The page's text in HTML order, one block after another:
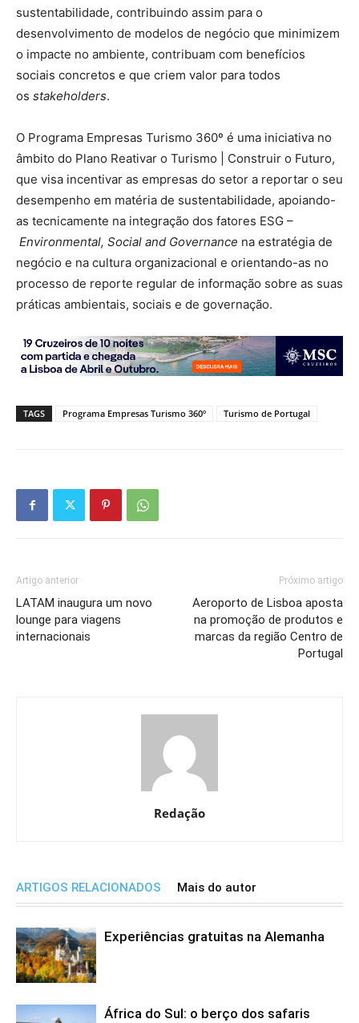
sustentabilidade, contribuindo assim para o
desenvolvimento de modelos de negócio que minimizem
o impacte no ambiente, contribuam com benefícios
sociais concretos e que criem valor para todos
os stakeholders.
O Programa Empresas Turismo 360º é uma iniciativa no
âmbito do Plano Reativar o Turismo | Construir o Futuro,
que visa incentivar as empresas do setor a reportar o seu
desempenho em matéria de sustentabilidade, apoiando-
as tecnicamente na integração dos fatores ESG –
Environmental, Social and Governance na estratégia de
negócio e na cultura organizacional e orientando-as no
processo de reporte regular de informação sobre as suas
práticas ambientais, sociais e de governação.
TAGS Programa Empresas Turismo 360º Turismo de Portugal
Artigo anterior
LATAM inaugura um novo
lounge para viagens
internacionais
Próximo artigo
Aeroporto de Lisboa aposta
na promoção de produtos e
marcas da região Centro de
Portugal
Redação
ARTIGOS RELACIONADOS Mais do autor
Experiências gratuitas na Alemanha
África do Sul: o berço dos safaris